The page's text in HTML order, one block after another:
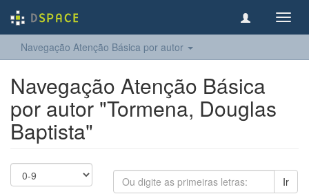
Navegação Atenção Básica por autor
Navegação Atenção Básica
por autor "Tormena, Douglas
Baptista"
Ir